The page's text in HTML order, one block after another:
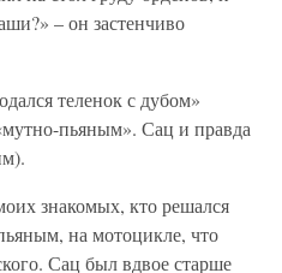
– он застенчиво
теленок с дубом»
пьяным». Сац и правда
знакомых, кто решался
на мотоцикле, что
Сац был вдвое старше